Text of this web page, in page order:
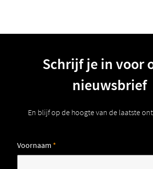
Schrijf je in voor
nieuwsbrief
En blijf op de hoogte van de laatste
Voornaam *